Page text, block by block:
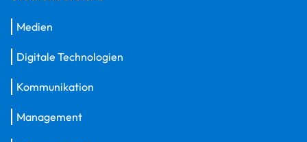
Medien
Digitale Technologien
Kommunikation
Management